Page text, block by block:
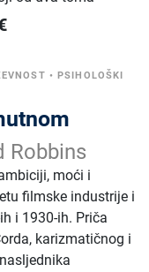
•PSIHOLOŠKI
Robbins
moći i
filmske industrije i
i 1930-ih. Priča
karizmatičnog i